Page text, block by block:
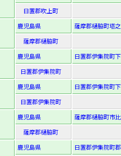
日置郡吹上町
鹿児島県
薩摩郡樋脇町塔
薩摩郡樋脇町
鹿児島県
日置郡伊集院町
日置郡伊集院町
鹿児島県
日置郡伊集院町
日置郡伊集院町
鹿児島県
薩摩郡樋脇町市
薩摩郡樋脇町
鹿児島県
日置郡伊集院町